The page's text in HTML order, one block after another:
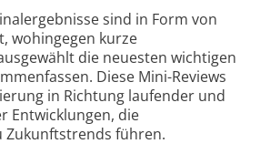
sind in Form von
wohingegen kurze
die neuesten wichtigen
Diese Mini-Reviews
in Richtung laufender und
Entwicklungen, die
Zukunftstrends führen.